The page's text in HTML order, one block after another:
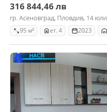
316 844,46 лв
гр. Асеновград, Пловдив, 14 юли
95 м² ет. 4 2023